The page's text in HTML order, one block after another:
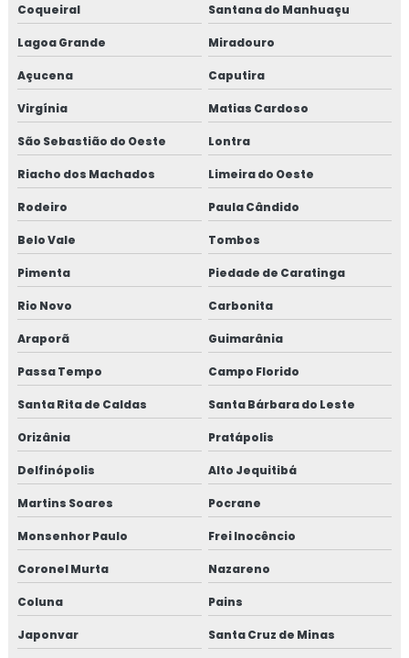
Coqueiral Santana do Manhuaçu
Lagoa Grande Miradouro
Açucena Caputira
Virgínia Matias Cardoso
São Sebastião do Oeste Lontra
Riacho dos Machados Limeira do Oeste
Rodeiro Paula Cândido
Belo Vale Tombos
Pimenta Piedade de Caratinga
Rio Novo Carbonita
Araporã Guimarânia
Passa Tempo Campo Florido
Santa Rita de Caldas Santa Bárbara do Leste
Orizânia Pratápolis
Delfinópolis Alto Jequitibá
Martins Soares Pocrane
Monsenhor Paulo Frei Inocêncio
Coronel Murta Nazareno
Coluna Pains
Japonvar Santa Cruz de Minas